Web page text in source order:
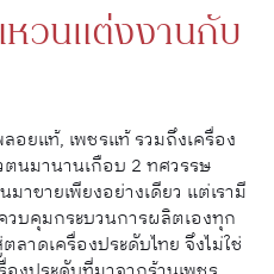
วนแต่งงานกับ
อยแท้, เพชรแท้ รวมถึงเครื่อง
นมานานเกือบ 2 ทศวรรษ
าขายเพียงอย่างเดียว แต่เรามี
วบคุมกระบวนการผลิตเองทุก
าดเครื่องประดับไทย จึงไม่ใช่